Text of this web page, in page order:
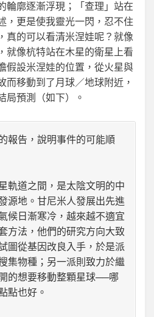
輪廓逐漸浮現；「查理」站在
，更是使我靈光一閃，忍不住
真的可以看清米涅娃呢？就像
就像杭特站在木星的衛星上看
假設米涅娃的位置，從火星與
而移動到了月球／地球附近，
局預測（如下）。
報告，說明事件的可能順
軌道之間，是太陰文明的中
源地。甘尼米人發展出先進
候日漸寒冷，越來越不適宜
方法，他們的研究方向大致
圖從基因改良入手，於是派
集物種；另一派則致力於繼
的想要移動整顆星球──哪
點也好。